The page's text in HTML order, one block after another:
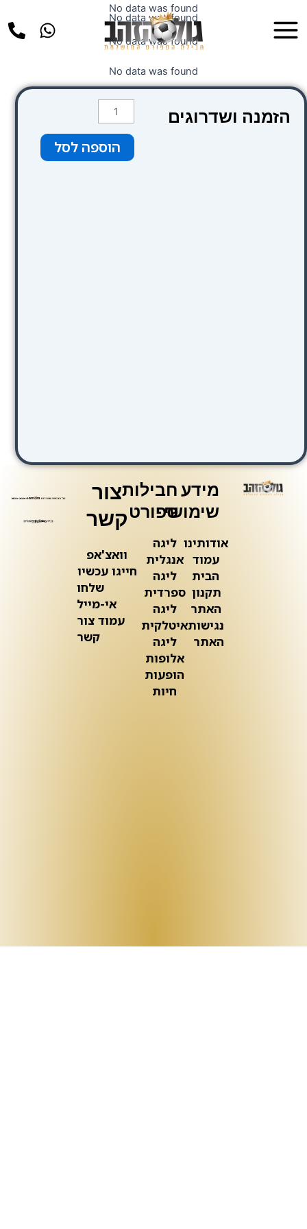
לתוכן
Menu
No data was found
No data was found
No data was found
No data was found
הזמנה ושדרוגים
כמות
של
Grange
Clarendon
הוספה לסל
מידע
שימושי
אודותינו
עמוד
הבית
תקנון
האתר
נגישות
האתר
חבילות
ספורט
ליגה
אנגלית
ליגה
ספרדית
ליגה
איטלקית
ליגה
אלופות
הופעות
חיות
צור
קשר
וואצ'אפ
חייגו עכשיו
שלחו
אי-מייל
עמוד צור
קשר